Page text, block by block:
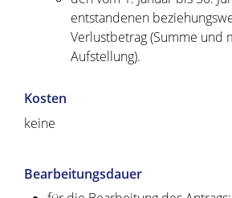
entstandenen
Verlustbetrag (Summe und
Aufstellung).
Kosten
keine
Bearbeitungsdauer